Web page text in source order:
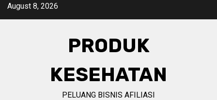
SkipAugust 8, 2026
PRODUK
KESEHATAN
PELUANG BISNIS AFILIASI